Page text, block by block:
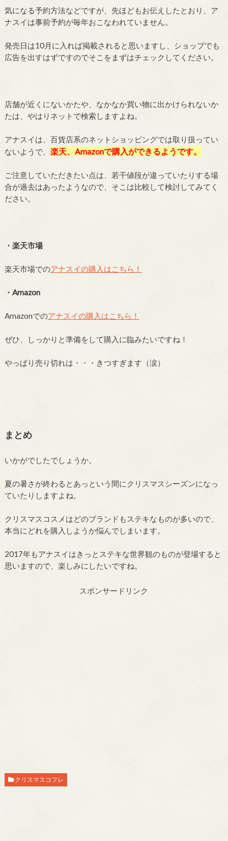
気になる予約方法などですが、先ほどもお伝えしたとおり、ア
ナスイは事前予約が毎年おこなわれていません。
発売日は10月に入れば掲載されると思いますし、ショップでも
広告を出すはずですのでそこをまずはチェックしてください。
店舗が近くにないかたや、なかなか買い物に出かけられないか
たは、やはりネットで検索しますよね。
アナスイは、百貨店系のネットショッピングでは取り扱ってい
ないようで、 楽天、Amazonで購入ができるようです。
ご注意していただきたい点は、若干値段が違っていたりする場
合が過去はあったようなので、そこは比較して検討してみてく
ださい。
・楽天市場
楽天市場でのアナスイの購入はこちら！
・Amazon
Amazonでのアナスイの購入はこちら！
ぜひ、しっかりと準備をして購入に臨みたいですね！
やっぱり売り切れは・・・きつすぎます（涙）
まとめ
いかがでしたでしょうか。
夏の暑さが終わるとあっという間にクリスマスシーズンになっ
ていたりしますよね。
クリスマスコスメはどのブランドもステキなものが多いので、
本当にどれを購入しようか悩んでしまいます。
2017年もアナスイはきっとステキな世界観のものが登場すると
思いますので、楽しみにしたいですね。
スポンサードリンク
クリスマスコフレ